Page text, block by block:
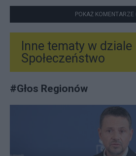
POKAŻ KOMENTARZE
Inne tematy w dziale
Społeczeństwo
#Głos Regionów